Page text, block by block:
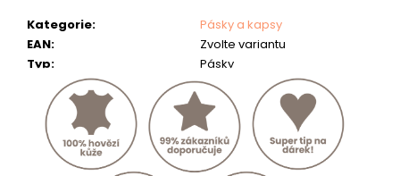
Kategorie:
Pásky a kapsy
EAN:
Zvolte variantu
Typ: Pásky
POUZDRO
NA
RYBÁŘSKÉ
DOKLADY
"KAPR"
430